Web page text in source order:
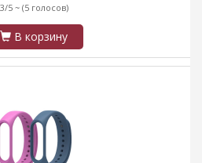
3/5 ~ (5 голосов)
В корзину